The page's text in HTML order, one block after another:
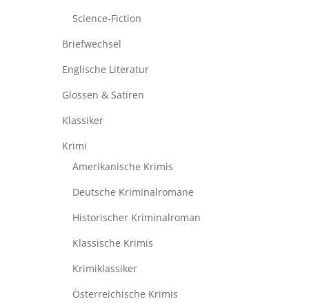
Science-Fiction
Briefwechsel
Englische Literatur
Glossen & Satiren
Klassiker
Krimi
Amerikanische Krimis
Deutsche Kriminalromane
Historischer Kriminalroman
Klassische Krimis
Krimiklassiker
Österreichische Krimis